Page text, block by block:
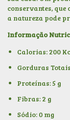
conservantes, que
a natureza pode
Informação
Calorias: 200
Gorduras
Proteínas: 5 g
Fibras: 2 g
Sódio: 0 mg